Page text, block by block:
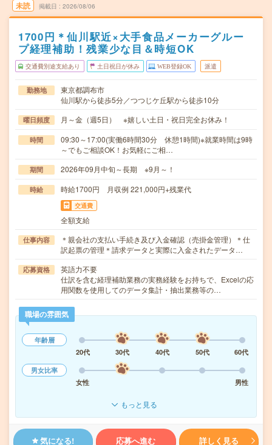
未読 掲載日 2026/08/06
1700円＊仙川駅近×大手食品メーカーグルー
プ経理補助！残業少な目＆時短OK
交通費別途支給あり 土日祝日が休み WEB登録OK 派遣
勤務地
東京都調布市
仙川駅から徒歩5分／つつじケ丘駅から徒歩10分
曜日頻度 月～金（週5日） ※嬉しい土日・祝日完全お休み！
時間
09:30～17:00(実働6時間30分 休憩1時間)※就業時間は9時
～でもご相談OK！お気軽にご相…
期間 2026年09月中旬～長期 ※9月～！
時給 時給1700円 月収例 221,000円+残業代
交通費
全額支給
仕事内容
＊親会社の支払い手続き及び入金確認（売掛金管理）＊仕
訳起票の管理＊請求データと実際に入金されたデータ…
応募資格
英語力不要
仕訳を含む経理補助業務の実務経験をお持ちで、Excelの応
用関数を使用してのデータ集計・抽出業務等の…
職場の雰囲気
年齢層
20代
30代 40代 50代
60代
男女比率
女性
男性
もっと見る
気になる! 応募へ進む 詳しく見る